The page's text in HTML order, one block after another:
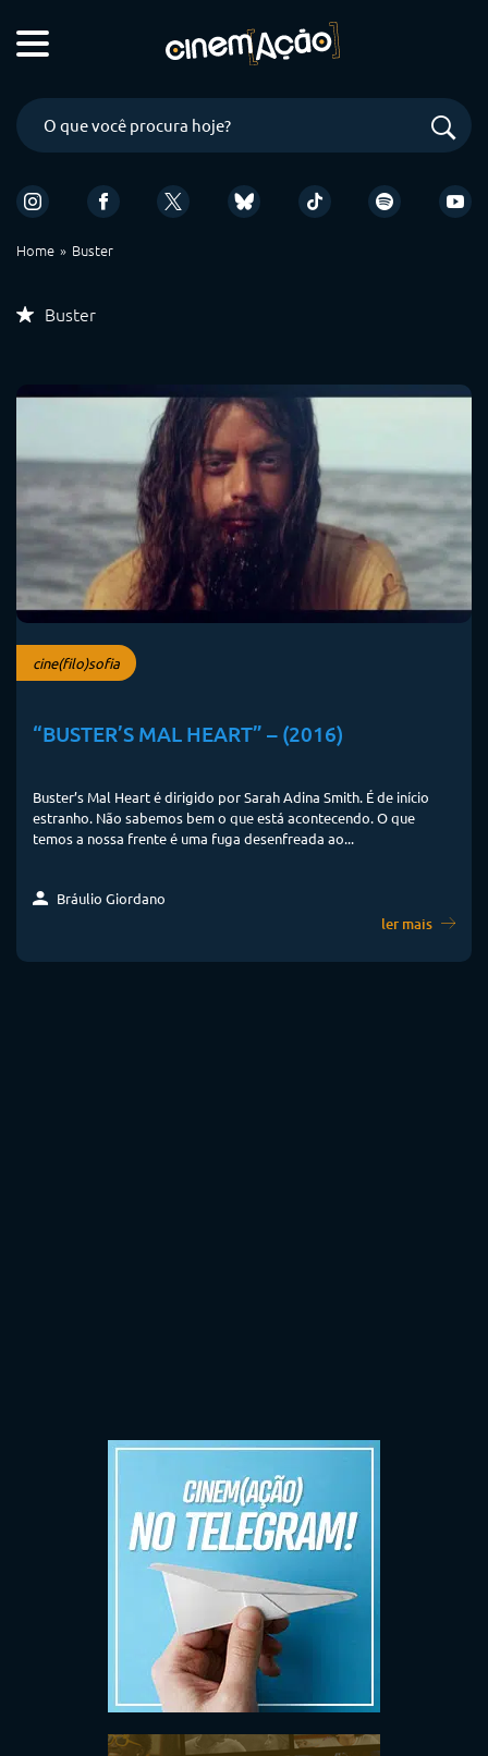
Home Buster
Buster
cine(filo)sofia
“BUSTER’S MAL HEART” – (2016)
Buster’s Mal Heart é dirigido por Sarah Adina Smith. É de início
estranho. Não sabemos bem o que está acontecendo. O que
temos a nossa frente é uma fuga desenfreada ao...
Bráulio Giordano
ler mais